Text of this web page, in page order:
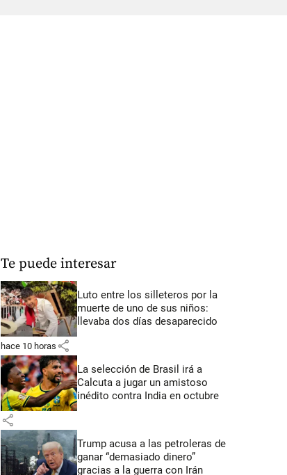
Te puede interesar
Luto entre los silleteros por la
muerte de uno de sus niños:
llevaba dos días desaparecido
hace 10 horas share
La selección de Brasil irá a
Calcuta a jugar un amistoso
inédito contra India en octubre
share
Trump acusa a las petroleras de
ganar “demasiado dinero”
gracias a la guerra con Irán